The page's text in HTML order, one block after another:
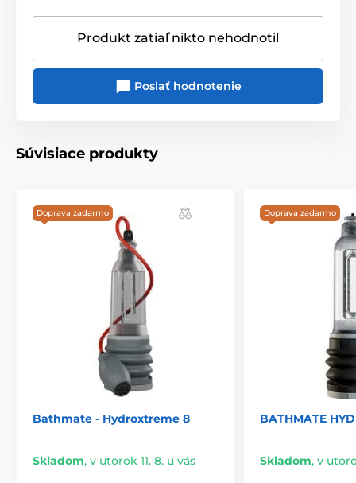
Produkt zatiaľ nikto nehodnotil
Poslať hodnotenie
Súvisiace produkty
Doprava zadarmo
Bathmate - Hydroxtreme 8
Skladom, v utorok 11. 8. u vás
Doprava zadarmo
BATHMATE
Skladom, v